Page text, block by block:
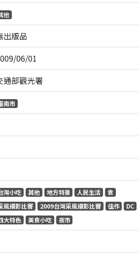
他
出版品
06/01
通部觀光署
南市
灣小吃 其他 地方特景 人民生活
食
風攝影比賽
2009台灣采風攝影比賽 佳作
DC
大特色
美食小吃 夜市